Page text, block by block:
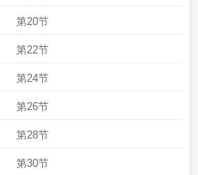
第20节
第22节
第24节
第26节
第28节
第30节